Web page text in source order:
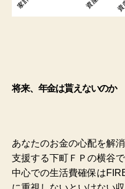
将来、年金は貰えないのか
あなたのお金の心配を解
支援する下町ＦＰの横谷
中心での生活費確保は